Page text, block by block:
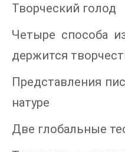
Творческий голод
Четыре способа
держится
Представления
натуре
Две глобальные